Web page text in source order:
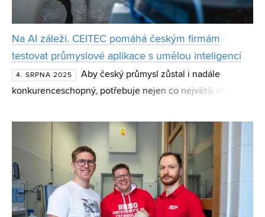
Na AI záleží. CEITEC pomáhá českým firmám
testovat průmyslové aplikace s umělou inteligencí
4. SRPNA 2025
Aby český průmysl zůstal i nadále
konkurenceschopný, potřebuje nejen co největší míru
pomocí lze zefektivnit mnoho výrobních procesů. Podporu